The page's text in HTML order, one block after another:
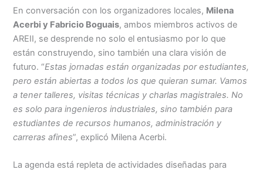
En conversación con los organizadores locales, Milena
Acerbi y Fabricio Boguais, ambos miembros activos de
AREII, se desprende no solo el entusiasmo por lo que
están construyendo, sino también una clara visión de
futuro. “Estas jornadas están organizadas por estudiantes,
pero están abiertas a todos los que quieran sumar. Vamos
a tener talleres, visitas técnicas y charlas magistrales. No
es solo para ingenieros industriales, sino también para
estudiantes de recursos humanos, administración y
carreras afines”, explicó Milena Acerbi.
La agenda está repleta de actividades diseñadas para